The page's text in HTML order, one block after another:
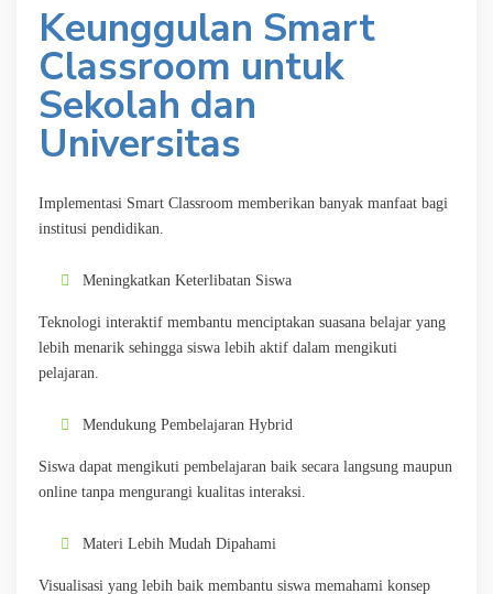
Keunggulan Smart
Classroom untuk
Sekolah dan
Universitas
Implementasi Smart Classroom memberikan banyak manfaat bagi
institusi pendidikan.
Meningkatkan Keterlibatan Siswa
Teknologi interaktif membantu menciptakan suasana belajar yang
lebih menarik sehingga siswa lebih aktif dalam mengikuti
pelajaran.
Mendukung Pembelajaran Hybrid
Siswa dapat mengikuti pembelajaran baik secara langsung maupun
online tanpa mengurangi kualitas interaksi.
Materi Lebih Mudah Dipahami
Visualisasi yang lebih baik membantu siswa memahami konsep